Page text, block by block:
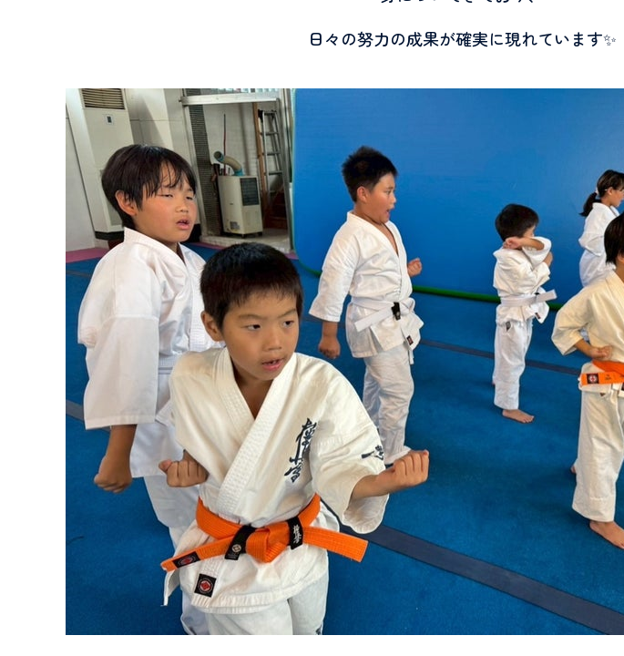
日々の努力の成果が確実に現れています✨️